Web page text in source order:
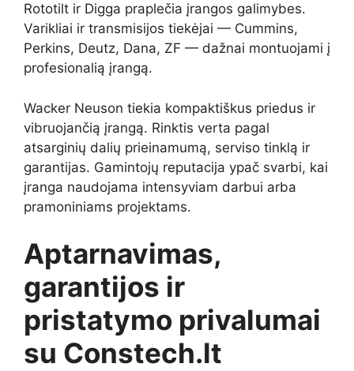
Rototilt ir Digga praplečia įrangos galimybes.
Varikliai ir transmisijos tiekėjai — Cummins,
Perkins, Deutz, Dana, ZF — dažnai montuojami į
profesionalią įrangą.
Wacker Neuson tiekia kompaktiškus priedus ir
vibruojančią įrangą. Rinktis verta pagal
atsarginių dalių prieinamumą, serviso tinklą ir
garantijas. Gamintojų reputacija ypač svarbi, kai
įranga naudojama intensyviam darbui arba
pramoniniams projektams.
Aptarnavimas,
garantijos ir
pristatymo privalumai
su Constech.lt